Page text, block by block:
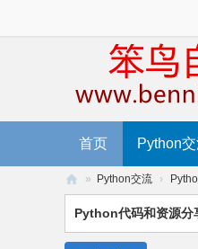
首页 Python
鸟
» Python交流 ›
Python代码和资源分